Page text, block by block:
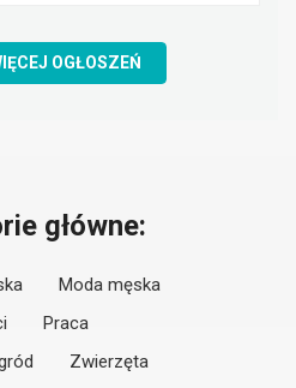
OGŁOSZEŃ
główne:
Moda męska
Praca
Zwierzęta